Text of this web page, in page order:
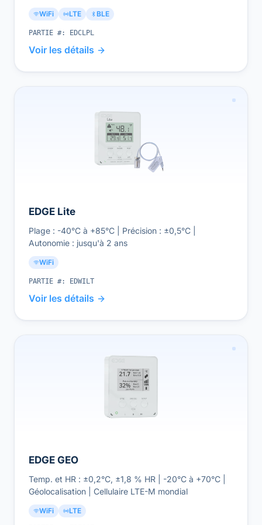
WiFi LTE BLE
PARTIE #: EDCLPL
Voir les détails
EDGE Lite
Plage : -40°C à +85°C | Précision : ±0,5°C |
Autonomie : jusqu'à 2 ans
WiFi
PARTIE #: EDWILT
Voir les détails
EDGE GEO
Temp. et HR : ±0,2°C, ±1,8 % HR | -20°C à +70°C |
Géolocalisation | Cellulaire LTE-M mondial
WiFi LTE